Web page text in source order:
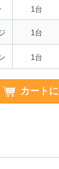
1台
1台
1台